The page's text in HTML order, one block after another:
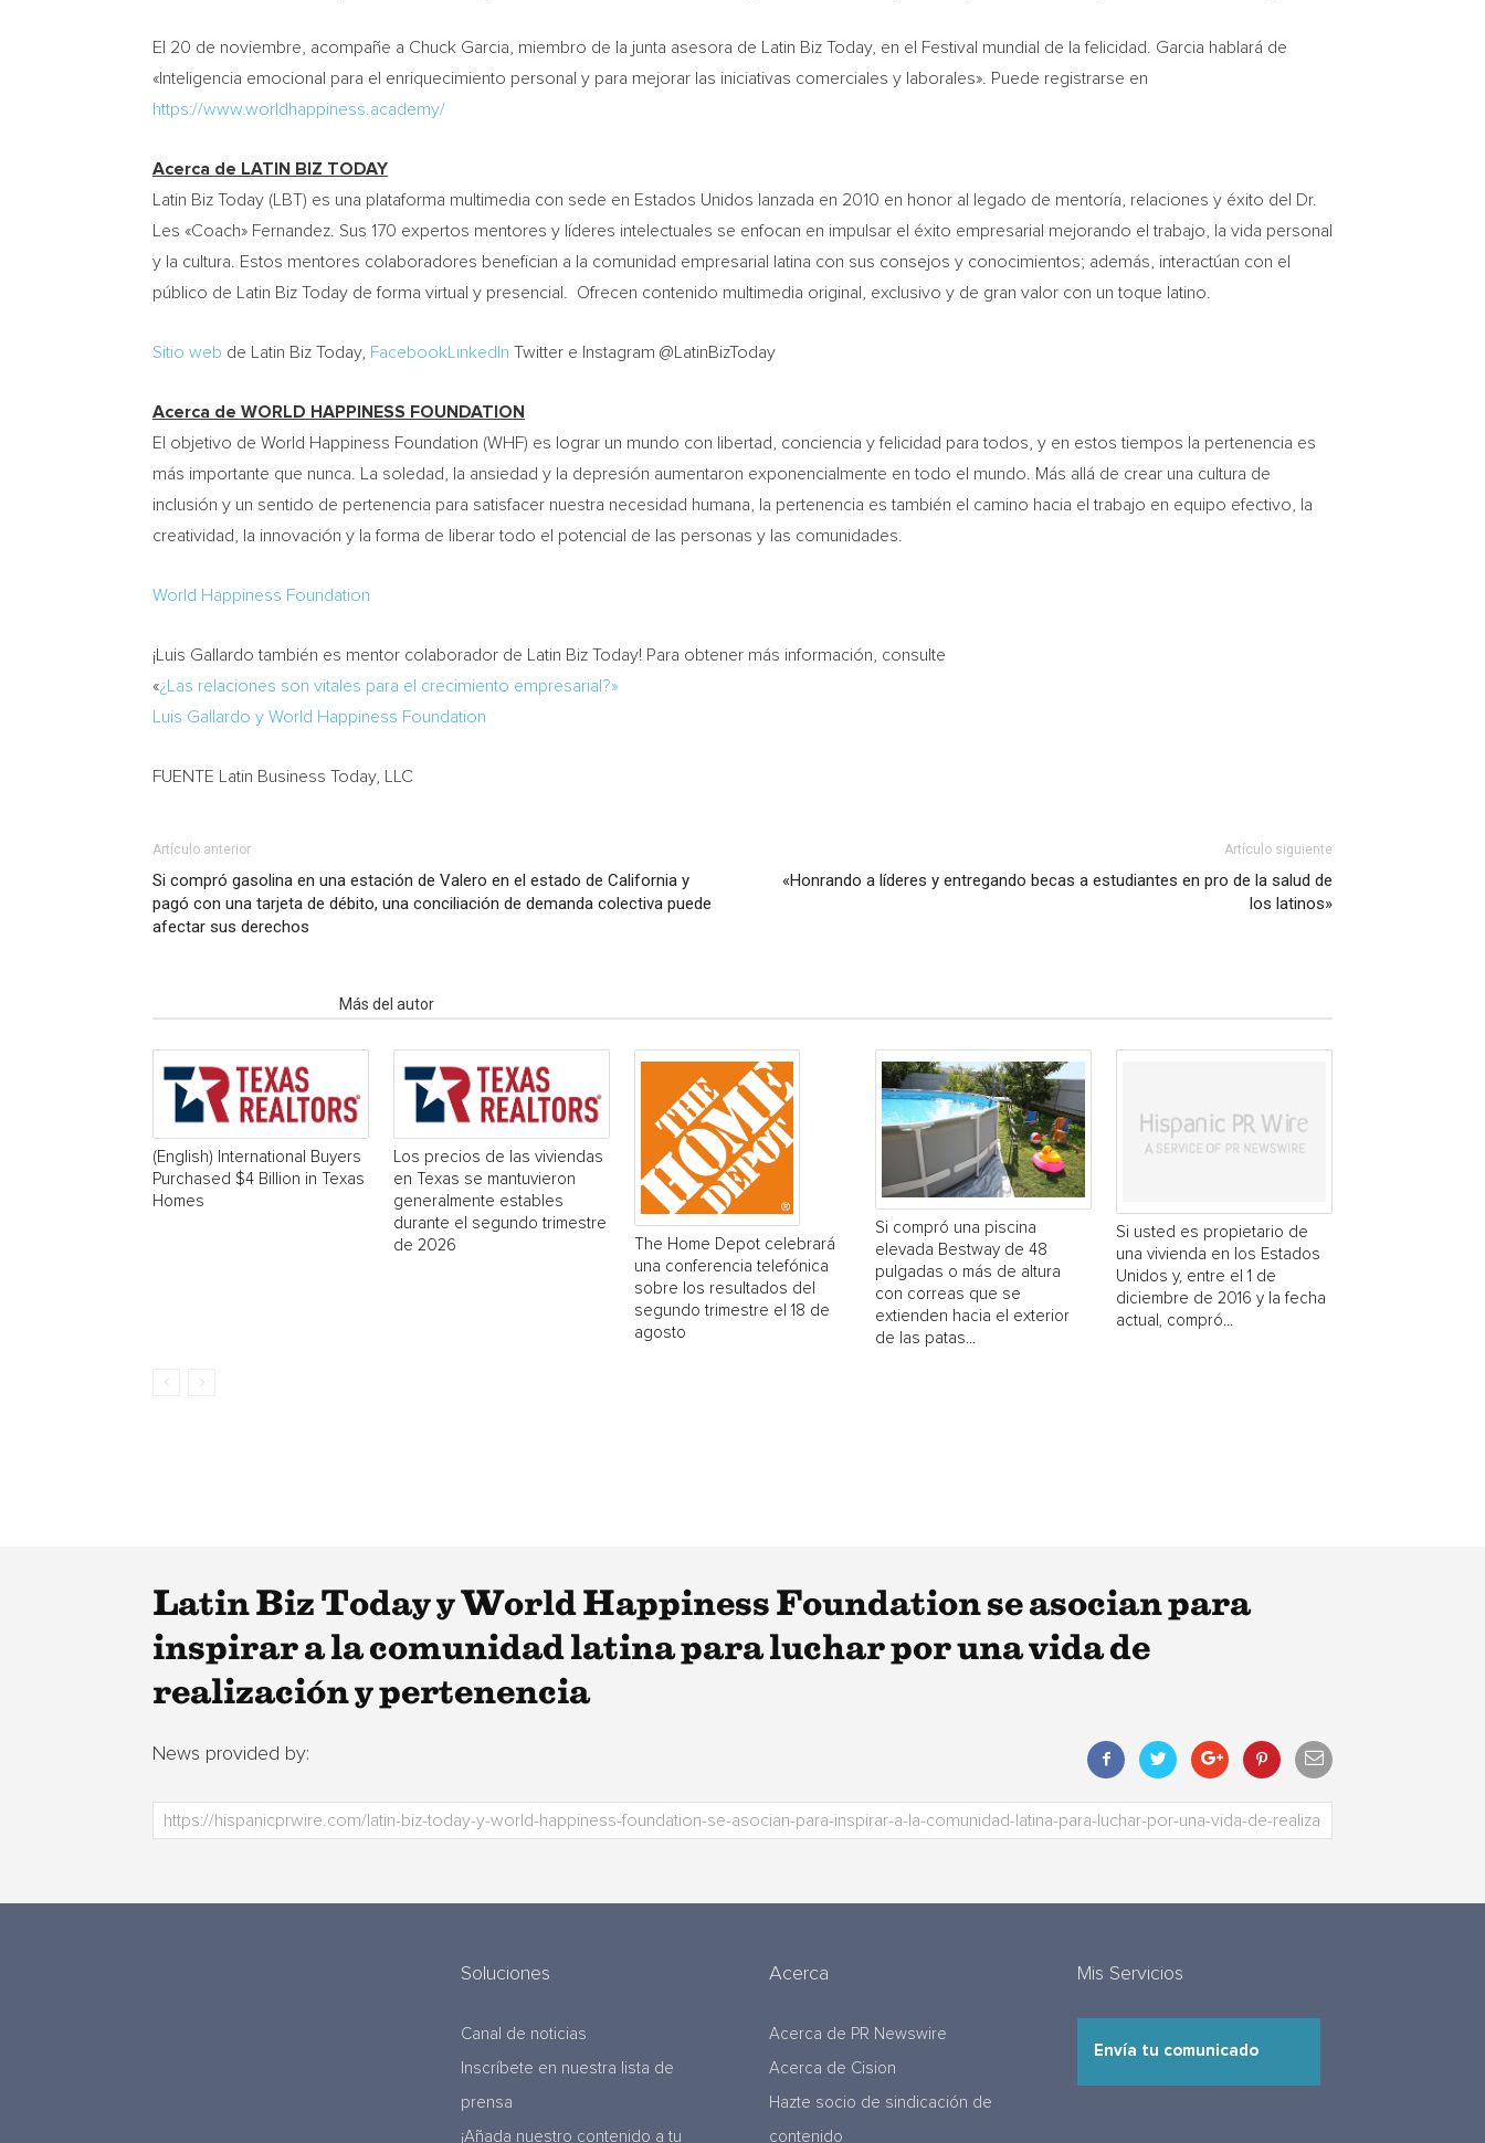
El 20 de noviembre, acompañe a Chuck Garcia , miembro de la junta asesora de Latin Biz Today, en el Festival mundial de la felicidad. Garcia hablará de
«Inteligencia emocional para el enriquecimiento personal y para mejorar las iniciativas comerciales y laborales». Puede registrarse en
https://www.worldhappiness.academy/
Acerca de LATIN BIZ TODAY
Latin Biz Today (LBT) es una plataforma multimedia con sede en Estados Unidos lanzada en 2010 en honor al legado de mentoría, relaciones y éxito del Dr.
Les «Coach» Fernandez. Sus 170 expertos mentores y líderes intelectuales se enfocan en impulsar el éxito empresarial mejorando el trabajo, la vida personal
y la cultura. Estos mentores colaboradores benefician a la comunidad empresarial latina con sus consejos y conocimientos; además, interactúan con el
público de Latin Biz Today de forma virtual y presencial. Ofrecen contenido multimedia original, exclusivo y de gran valor con un toque latino.
Sitio web de Latin Biz Today, Facebook LinkedIn Twitter e Instagram @LatinBizToday
Acerca de WORLD HAPPINESS FOUNDATION
El objetivo de World Happiness Foundation (WHF) es lograr un mundo con libertad, conciencia y felicidad para todos, y en estos tiempos la pertenencia es
más importante que nunca. La soledad, la ansiedad y la depresión aumentaron exponencialmente en todo el mundo. Más allá de crear una cultura de
inclusión y un sentido de pertenencia para satisfacer nuestra necesidad humana, la pertenencia es también el camino hacia el trabajo en equipo efectivo, la
creatividad, la innovación y la forma de liberar todo el potencial de las personas y las comunidades.
World Happiness Foundation
¡Luis Gallardo también es mentor colaborador de Latin Biz Today! Para obtener más información, consulte
«¿Las relaciones son vitales para el crecimiento empresarial?»
Luis Gallardo y World Happiness Foundation
FUENTE Latin Business Today, LLC
Artículo anterior
Si compró gasolina en una estación de Valero en el estado de California y
pagó con una tarjeta de débito, una conciliación de demanda colectiva puede
afectar sus derechos
Artículo siguiente
«Honrando a líderes y entregando becas a estudiantes en pro de la salud de
los latinos»
Más del autor
(English) International Buyers
Purchased $4 Billion in Texas
Homes
Los precios de las viviendas
en Texas se mantuvieron
generalmente estables
durante el segundo trimestre
de 2026
The Home Depot celebrará
una conferencia telefónica
sobre los resultados del
segundo trimestre el 18 de
agosto
Si compró una piscina
elevada Bestway de 48
pulgadas o más de altura
con correas que se
extienden hacia el exterior
de las patas...
Si usted es propietario de
una vivienda en los Estados
Unidos y, entre el 1 de
diciembre de 2016 y la fecha
actual, compró...
Latin Biz Today y World Happiness Foundation se asocian para
inspirar a la comunidad latina para luchar por una vida de
realización y pertenencia
News provided by:
Soluciones
Canal de noticias
Inscríbete en nuestra lista de
prensa
¡Añada nuestro contenido a tu
Acerca
Acerca de PR Newswire
Acerca de Cision
Hazte socio de sindicación de
contenido
Mis Servicios
Envía tu comunicado